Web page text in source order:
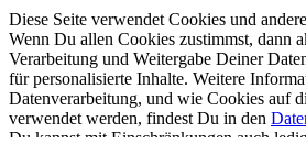
Diese Seite verwendet Cookies und
Wenn Du allen Cookies zustimmst, dann
Verarbeitung und Weitergabe Deiner
für personalisierte Inhalte. Weitere
Datenverarbeitung, und wie Cookies auf
verwendet werden, findest Du in den
Du kannst mit Einschränkungen auch